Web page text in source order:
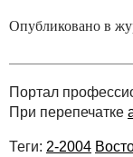
Опубликовано в
Портал
При перепечатке
Теги: 2-2004